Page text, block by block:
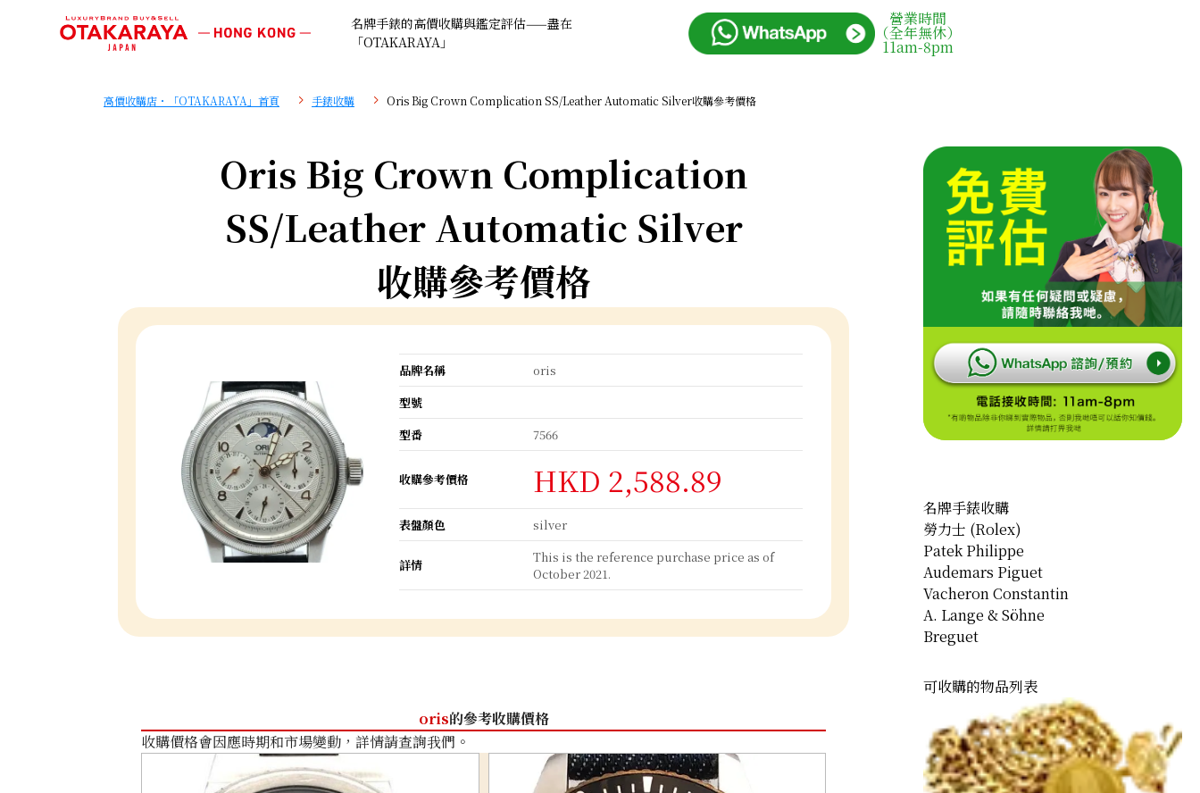
名牌手錶的高價收購與鑑定評估——盡在
「OTAKARAYA」
營業時間
（全年無休）
11am-8pm
高價收購店・「OTAKARAYA」首頁 手錶收購 Oris Big Crown Complication SS/Leather Automatic Silver收購參考價格
Oris Big Crown Complication
SS/Leather Automatic Silver
收購參考價格
品牌名稱
oris
型號
型番
7566
收購參考價格 HKD 2,588.89
表盤顏色 silver
詳情
This is the reference purchase price as of
October 2021.
oris的參考收購價格
收購價格會因應時期和市場變動，詳情請查詢我們。
名牌手錶收購
勞力士 (Rolex)
Patek Philippe
Audemars Piguet
Vacheron Constantin
A. Lange & Söhne
Breguet
可收購的物品列表